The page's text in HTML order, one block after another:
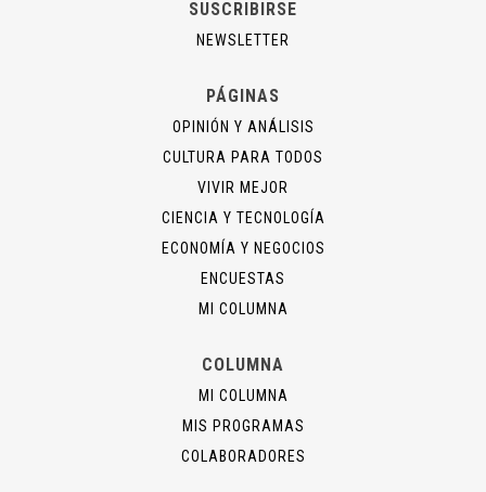
SUSCRIBIRSE
NEWSLETTER
PÁGINAS
OPINIÓN Y ANÁLISIS
CULTURA PARA TODOS
VIVIR MEJOR
CIENCIA Y TECNOLOGÍA
ECONOMÍA Y NEGOCIOS
ENCUESTAS
MI COLUMNA
COLUMNA
MI COLUMNA
MIS PROGRAMAS
COLABORADORES